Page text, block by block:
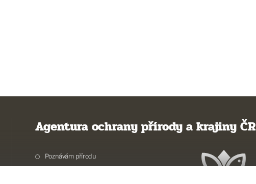
Agentura ochrany přírody a krajiny ČR
Poznávám přírodu